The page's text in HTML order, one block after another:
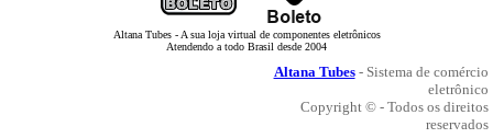
Altana Tubes - A sua loja virtual de componentes eletrônicos
Atendendo a todo Brasil desde 2004
Altana Tubes- Sistema de comércio
eletrônico
Copyright © - Todos os direitos
reservados